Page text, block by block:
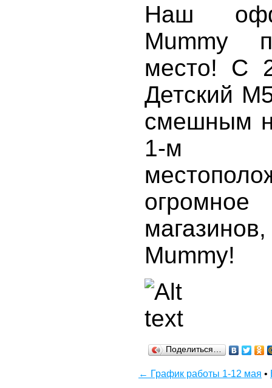
Наш
Mummy
место! С
Детский
смешным
1-м
Mummy!
Поделиться…
← График работы 1-12 мая •